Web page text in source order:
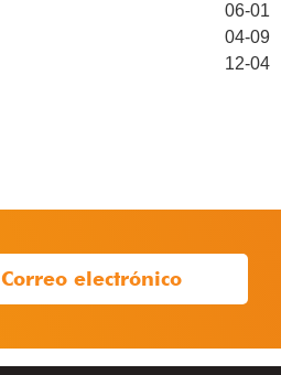
06-01
04-09
12-04
Correo electrónico